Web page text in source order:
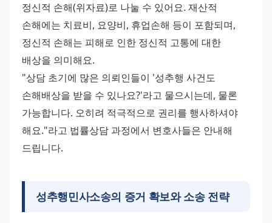
정신적 손해(위자료)로 나눌 수 있어요. 재산적
손해에는 치료비, 요양비, 휴업손해 등이 포함되며,
정신적 손해는 피해로 인한 정신적 고통에 대한
배상을 의미해요.
"상담 초기에 많은 의뢰인들이 '성추행 사건도
손해배상을 받을 수 있나요?'라고 물으시는데, 물론
가능합니다. 오히려 적극적으로 권리를 행사하셔야
해요."라고 법률상담 과정에서 변호사들은 안내해
드립니다.
성추행민사소송의 증거 확보와 소송 전략